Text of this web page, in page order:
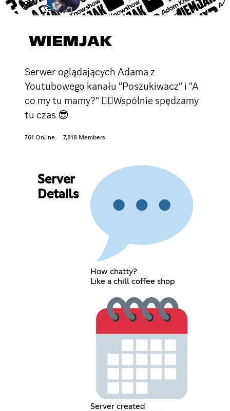
WIEMJAK
Serwer oglądających Adama z
Youtubowego kanału "Poszukiwacz" i "A
co my tu mamy?" ✌🏻Wspólnie spędzamy
tu czas 😎
761 Online 7,818 Members
Server
Details
How chatty?
Like a chill coffee shop
Server created